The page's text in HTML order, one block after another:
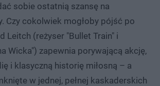
sobie ostatnią szansę na
Czy cokolwiek mogłoby pójść po
Leitch (reżyser "Bullet Train" i
Wicka") zapewnia porywającą akcję,
i klasyczną historię miłosną – a
w jednej, pełnej kaskaderskich